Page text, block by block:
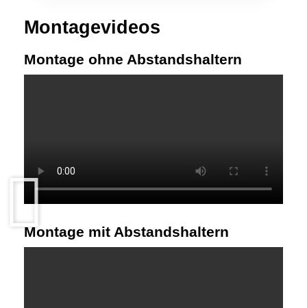
Montagevideos
Montage ohne Abstandshaltern
Montage mit Abstandshaltern